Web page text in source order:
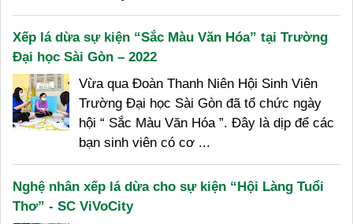
Xếp lá dừa sự kiện “Sắc Màu Văn Hóa” tại Trường
Đại học Sài Gòn – 2022
Vừa qua Đoàn Thanh Niên Hội Sinh Viên
Trường Đại học Sài Gòn đã tổ chức ngày
hội “ Sắc Màu Văn Hóa ”. Đây là dịp để các
bạn sinh viên có cơ ...
Nghệ nhân xếp lá dừa cho sự kiện “Hội Làng Tuổi
Thơ” - SC ViVoCity